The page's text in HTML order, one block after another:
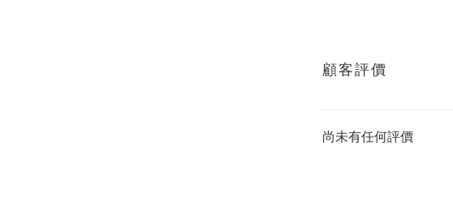
顧客評價
尚未有任何評價